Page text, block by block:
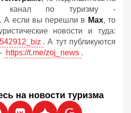
канал по туризму -
. А если вы перешли в Мах, то
новости и туда:
. А тут публикуются
- https://t.me/zoj_news .
на новости туризма